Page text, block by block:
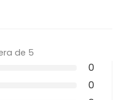
de 5
0
0